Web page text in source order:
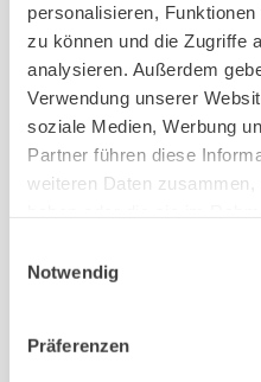
personalisieren,
zu können und die Zugriffe
analysieren. Außerdem
Verwendung unserer
soziale Medien, Werbung
Partner führen diese
weiteren Daten
Notwendig
Präferenzen
PASSENDE
Gleiche Ortschaften